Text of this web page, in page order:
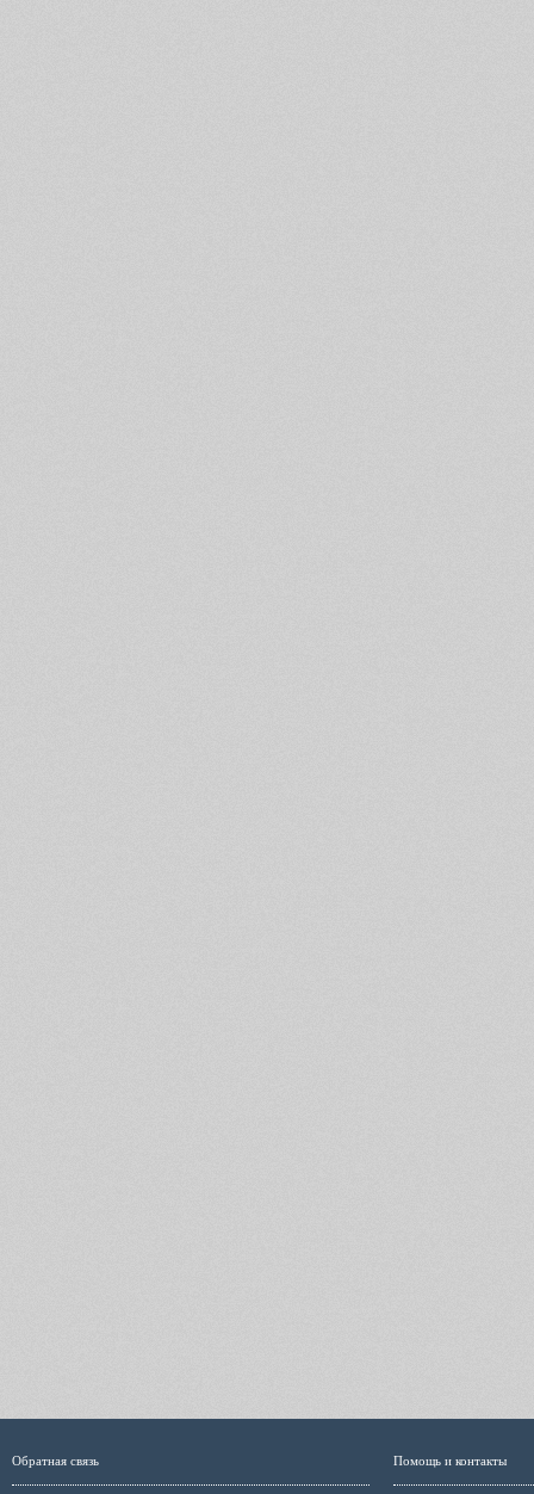
Обратная связь Помощь и контакты